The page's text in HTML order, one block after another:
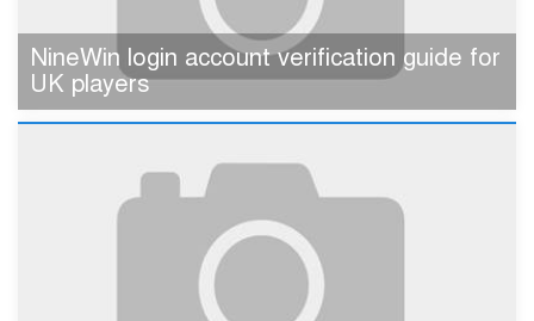
NineWin login account verification guide for
UK players